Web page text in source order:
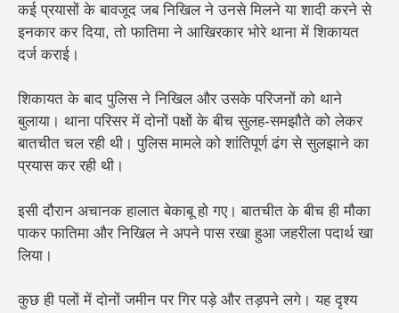
कई प्रयासों के बावजूद जब निखिल ने उनसे मिलने या शादी करने से
इनकार कर दिया, तो फातिमा ने आखिरकार भोरे थाना में शिकायत
दर्ज कराई।
शिकायत के बाद पुलिस ने निखिल और उसके परिजनों को थाने
बुलाया। थाना परिसर में दोनों पक्षों के बीच सुलह-समझौते को लेकर
बातचीत चल रही थी। पुलिस मामले को शांतिपूर्ण ढंग से सुलझाने का
प्रयास कर रही थी।
इसी दौरान अचानक हालात बेकाबू हो गए। बातचीत के बीच ही मौका
पाकर फातिमा और निखिल ने अपने पास रखा हुआ जहरीला पदार्थ खा
लिया।
कुछ ही पलों में दोनों जमीन पर गिर पड़े और तड़पने लगे। यह दृश्य